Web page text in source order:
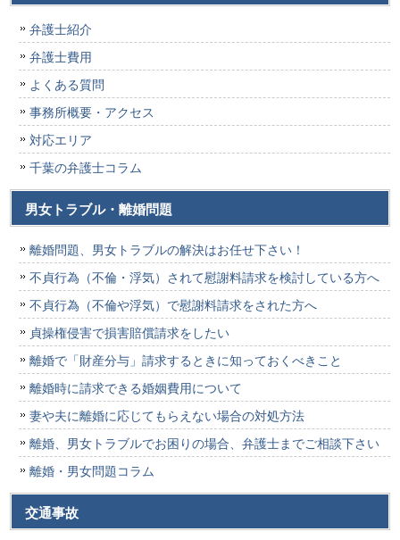
弁護士紹介
弁護士費用
よくある質問
事務所概要・アクセス
対応エリア
千葉の弁護士コラム
男女トラブル・離婚問題
離婚問題、男女トラブルの解決はお任せ下さい！
不貞行為（不倫・浮気）されて慰謝料請求を検討している方へ
不貞行為（不倫や浮気）で慰謝料請求をされた方へ
貞操権侵害で損害賠償請求をしたい
離婚で「財産分与」請求するときに知っておくべきこと
離婚時に請求できる婚姻費用について
妻や夫に離婚に応じてもらえない場合の対処方法
離婚、男女トラブルでお困りの場合、弁護士までご相談下さい
離婚・男女問題コラム
交通事故